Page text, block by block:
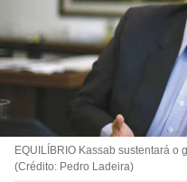
EQUILÍBRIO Kassab sustentará
(Crédito: Pedro Ladeira)